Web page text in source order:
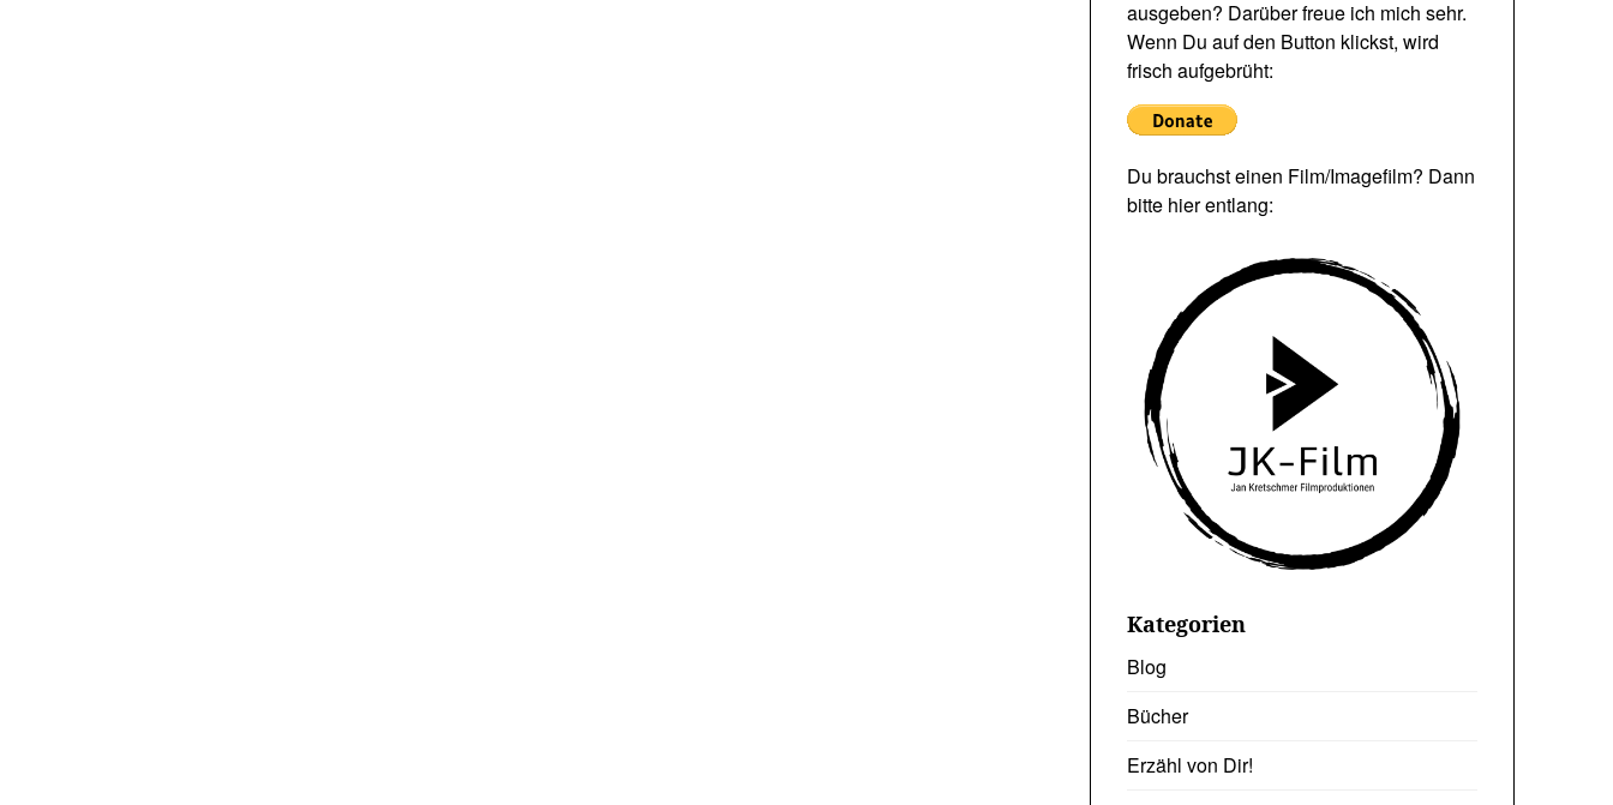
ausgeben? Darüber freue ich mich sehr.
Wenn Du auf den Button klickst, wird
frisch aufgebrüht:
Du brauchst einen Film/Imagefilm? Dann
bitte hier entlang:
Kategorien
Blog
Bücher
Erzähl von Dir!